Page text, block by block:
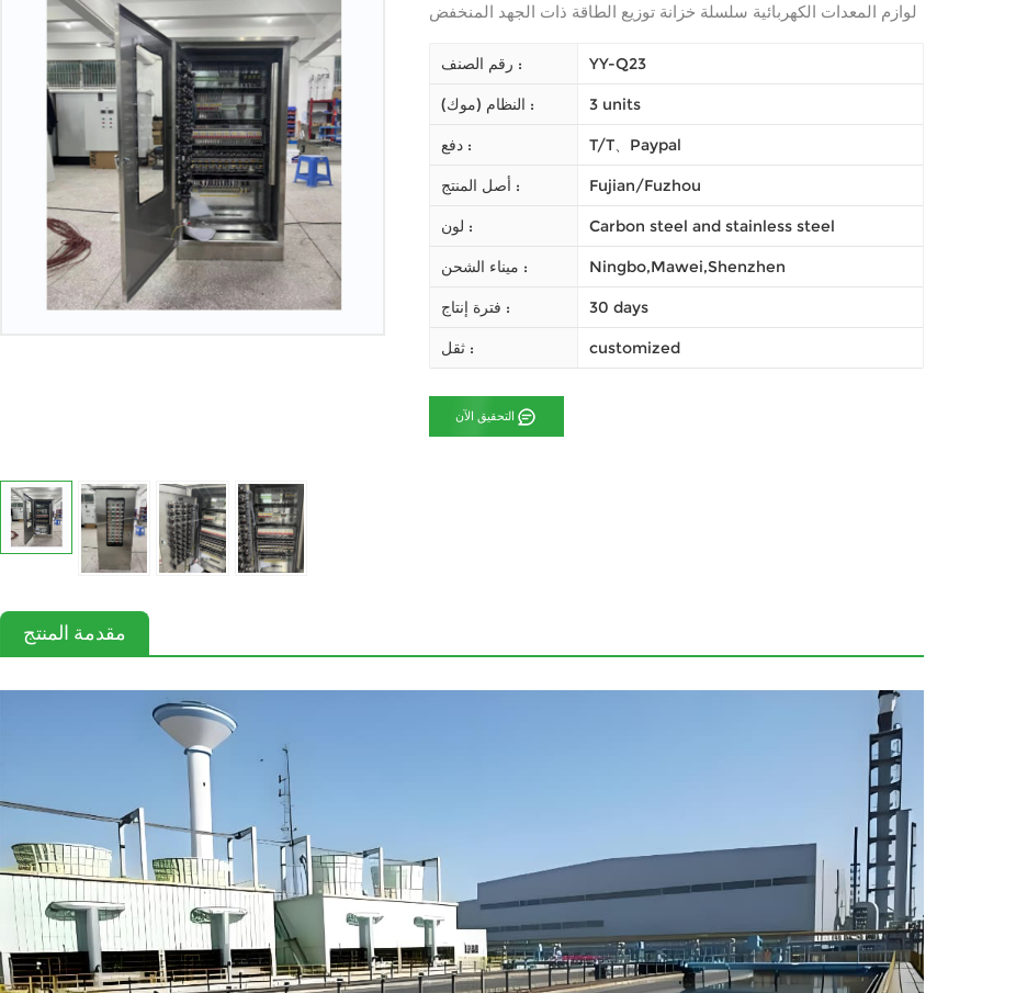
لوازم المعدات الكهربائية سلسلة خزانة توزيع الطاقة ذات الجهد المنخفض
رقم الصنف : YY-Q23
النظام (موك) : 3 units
دفع : T/T、Paypal
أصل المنتج : Fujian/Fuzhou
لون : Carbon steel and stainless steel
ميناء الشحن : Ningbo,Mawei,Shenzhen
فترة إنتاج : 30 days
ثقل : customized
التحقيق الآن
مقدمة المنتج